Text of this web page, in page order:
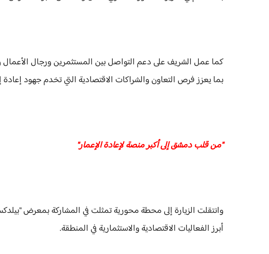
كما عمل الشريف على دعم التواصل بين المستثمرين ورجال
بما يعزز فرص التعاون والشراكات الاقتصادية التي تخدم جهود
"من قلب دمشق إلى أكبر منصة لإعادة الإعمار"
أبرز الفعاليات الاقتصادية والاستثمارية في المنطقة.